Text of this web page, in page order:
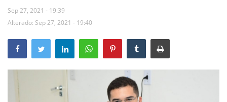
Floriano
Mural de Licitações
Sep 27, 2021 - 19:39
Alterado: Sep 27, 2021 - 19:40